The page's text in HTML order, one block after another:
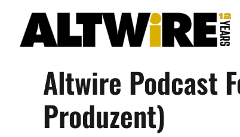
springen
Altwire Podcast
Produzent)